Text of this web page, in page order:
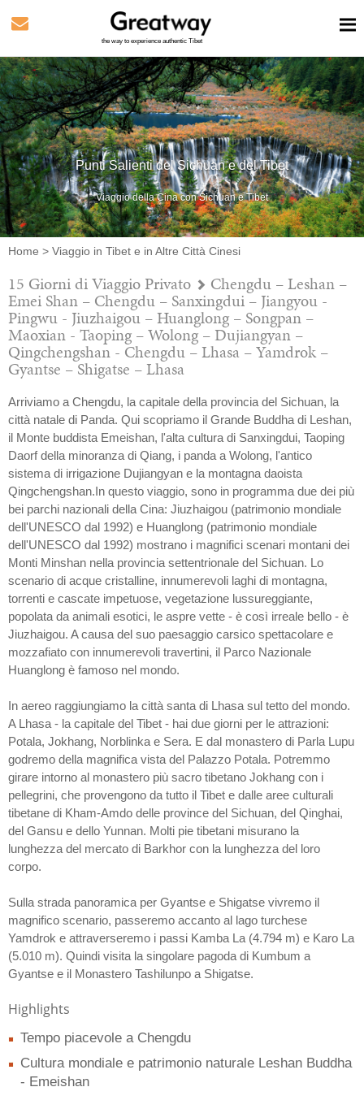
the way to experience authentic Tibet
Punti Salienti del Sichuan e del Tibet
Viaggio della Cina con Sichuan e Tibet
Home > Viaggio in Tibet e in Altre Città Cinesi
15 Giorni di Viaggio Privato Chengdu – Leshan –
Emei Shan – Chengdu – Sanxingdui – Jiangyou -
Pingwu - Jiuzhaigou – Huanglong – Songpan –
Maoxian - Taoping – Wolong – Dujiangyan –
Qingchengshan - Chengdu – Lhasa – Yamdrok –
Gyantse – Shigatse – Lhasa
Arriviamo a Chengdu, la capitale della provincia del Sichuan, la
città natale di Panda. Qui scopriamo il Grande Buddha di Leshan,
il Monte buddista Emeishan, l'alta cultura di Sanxingdui, Taoping
Daorf della minoranza di Qiang, i panda a Wolong, l'antico
sistema di irrigazione Dujiangyan e la montagna daoista
Qingchengshan.In questo viaggio, sono in programma due dei più
bei parchi nazionali della Cina: Jiuzhaigou (patrimonio mondiale
dell'UNESCO dal 1992) e Huanglong (patrimonio mondiale
dell'UNESCO dal 1992) mostrano i magnifici scenari montani dei
Monti Minshan nella provincia settentrionale del Sichuan. Lo
scenario di acque cristalline, innumerevoli laghi di montagna,
torrenti e cascate impetuose, vegetazione lussureggiante,
popolata da animali esotici, le aspre vette - è così irreale bello - è
Jiuzhaigou. A causa del suo paesaggio carsico spettacolare e
mozzafiato con innumerevoli travertini, il Parco Nazionale
Huanglong è famoso nel mondo.
In aereo raggiungiamo la città santa di Lhasa sul tetto del mondo.
A Lhasa - la capitale del Tibet - hai due giorni per le attrazioni:
Potala, Jokhang, Norblinka e Sera. E dal monastero di Parla Lupu
godremo della magnifica vista del Palazzo Potala. Potremmo
girare intorno al monastero più sacro tibetano Jokhang con i
pellegrini, che provengono da tutto il Tibet e dalle aree culturali
tibetane di Kham-Amdo delle province del Sichuan, del Qinghai,
del Gansu e dello Yunnan. Molti pie tibetani misurano la
lunghezza del mercato di Barkhor con la lunghezza del loro
corpo.
Sulla strada panoramica per Gyantse e Shigatse vivremo il
magnifico scenario, passeremo accanto al lago turchese
Yamdrok e attraverseremo i passi Kamba La (4.794 m) e Karo La
(5.010 m). Quindi visita la singolare pagoda di Kumbum a
Gyantse e il Monastero Tashilunpo a Shigatse.
Highlights
Tempo piacevole a Chengdu
Cultura mondiale e patrimonio naturale Leshan Buddha
- Emeishan